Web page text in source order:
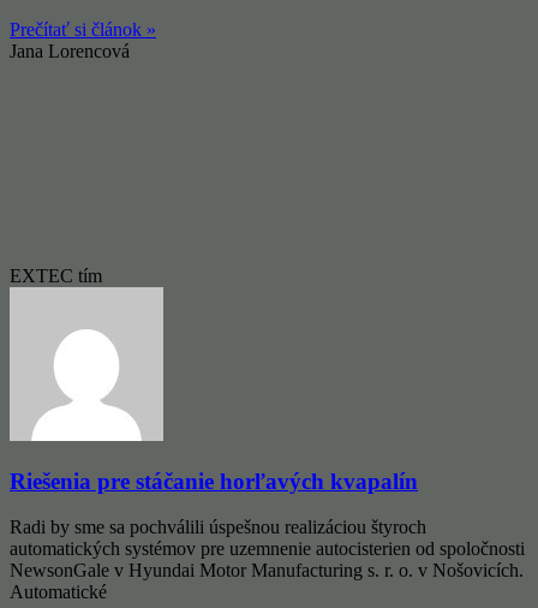
Prečítať si článok »
Jana Lorencová
EXTEC tím
Riešenia pre stáčanie horľavých kvapalín
Radi by sme sa pochválili úspešnou realizáciou štyroch
automatických systémov pre uzemnenie autocisterien od spoločnosti
NewsonGale v Hyundai Motor Manufacturing s. r. o. v Nošovicích.
Automatické